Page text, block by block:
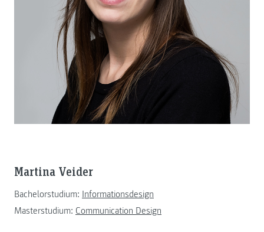
Martina Veider
Bachelorstudium: Informationsdesign
Masterstudium: Communication Design